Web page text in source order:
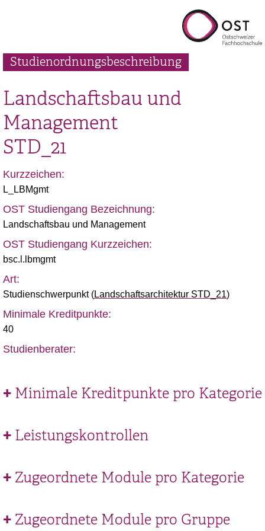
Studienordnungsbeschreibung
Landschaftsbau und
Management
STD_21
Kurzzeichen:
L_LBMgmt
OST Studiengang Bezeichnung:
Landschaftsbau und Management
OST Studiengang Kurzzeichen:
bsc.l.lbmgmt
Art:
Studienschwerpunkt(Landschaftsarchitektur STD_21)
Minimale Kreditpunkte:
40
Studienberater:
Minimale Kreditpunkte pro Kategorie
Leistungskontrollen
Zugeordnete Module pro Kategorie
Zugeordnete Module pro Gruppe